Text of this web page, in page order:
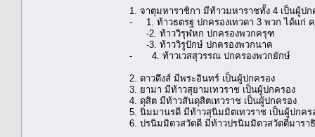
1. จาตุมหาราชิกา มีท้าวมหาราชทั้ง 4 เป็นผู้ปก
- 1. ท้าวธตรฐ ปกครองเทวดา 3 พวก ได้แก่
-2. ท้าววิรุฬหก ปกครองพวกครุฑ
-3. ท้าววิรูปักษ์ ปกครองพวกนาค
- 4. ท้าวเวสสุวรรณ ปกครองพวกยักษ์
2. ดาวดึงส์ มีพระอินทร์ เป็นผู้ปกครอง
3. ยามา มีท้าวสุยามเทวราช เป็นผู้ปกครอง
4. ดุสิต มีท้าวสันดุสิตเทวราช เป็นผู้ปกครอง
5. นิมมานรดี มีท้าวสุนิมมิตเทวราช เป็นผู้ปกคร
6. ปรนิมมิตวสวัตดี มีท้าวปรนิมมิตวสวัตตีมารา